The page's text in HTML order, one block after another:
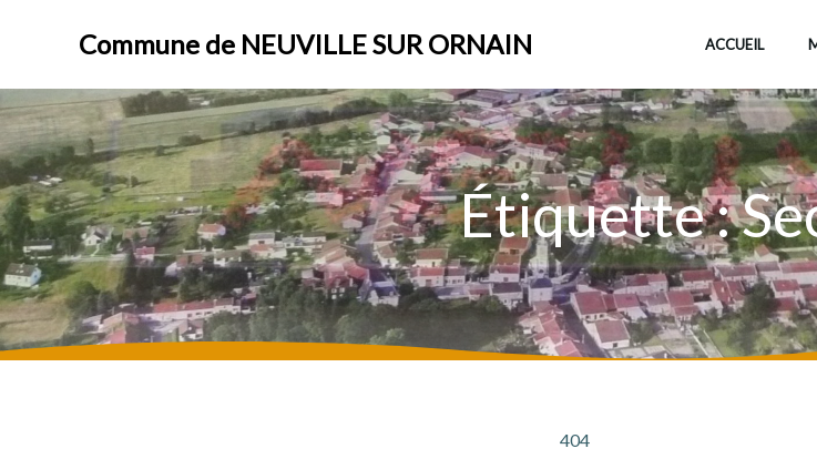
Commune de NEUVILLE SUR ORNAIN ACCUEIL
Étiquette :
404